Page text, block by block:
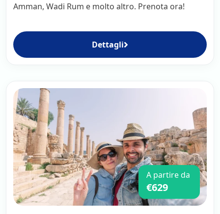
Amman, Wadi Rum e molto altro. Prenota ora!
Dettagli
A partire da
€629